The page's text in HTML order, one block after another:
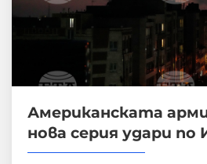
Американската
нова серия удари по